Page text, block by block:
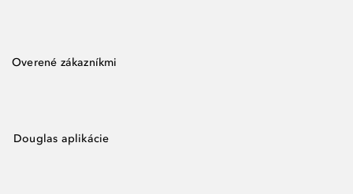
Overené zákazníkmi
Douglas aplikácie